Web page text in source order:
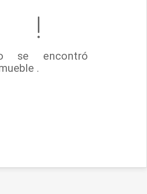
se encontró
.